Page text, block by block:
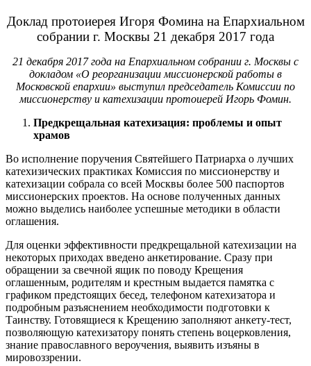
Доклад протоиерея Игоря Фомина на Епархиальном
собрании г. Москвы 21 декабря 2017 года
21 декабря 2017 года на Епархиальном собрании г. Москвы с
докладом «О реорганизации миссионерской работы в
Московской епархии» выступил председатель Комиссии по
миссионерству и катехизации протоиерей Игорь Фомин.
Предкрещальная катехизация: проблемы и опыт
храмов
Во исполнение поручения Святейшего Патриарха о лучших
катехизических практиках Комиссия по миссионерству и
катехизации собрала со всей Москвы более 500 паспортов
миссионерских проектов. На основе полученных данных
можно выделись наиболее успешные методики в области
оглашения.
Для оценки эффективности предкрещальной катехизации на
некоторых приходах введено анкетирование. Сразу при
обращении за свечной ящик по поводу Крещения
оглашенным, родителям и крестным выдается памятка с
графиком предстоящих бесед, телефоном катехизатора и
подробным разъяснением необходимости подготовки к
Таинству. Готовящиеся к Крещению заполняют анкету-тест,
позволяющую катехизатору понять степень воцерковления,
знание православного вероучения, выявить изъяны в
мировоззрении.